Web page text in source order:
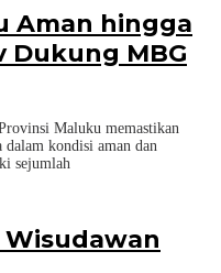
Aman hingga
Dukung MBG
Maluku memastikan
dalam kondisi aman dan
sejumlah
Wisudawan